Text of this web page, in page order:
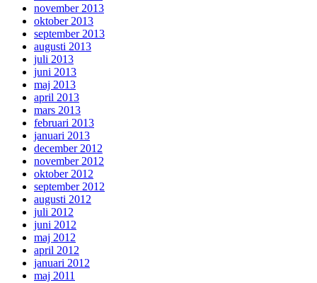
november 2013
oktober 2013
september 2013
augusti 2013
juli 2013
juni 2013
maj 2013
april 2013
mars 2013
februari 2013
januari 2013
december 2012
november 2012
oktober 2012
september 2012
augusti 2012
juli 2012
juni 2012
maj 2012
april 2012
januari 2012
maj 2011